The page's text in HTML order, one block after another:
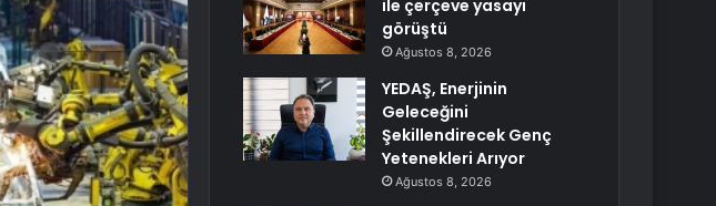
ile çerçeve yasayı
görüştü
Ağustos 8, 2026
YEDAŞ, Enerjinin
Geleceğini
Şekillendirecek Genç
Yetenekleri Arıyor
Ağustos 8, 2026